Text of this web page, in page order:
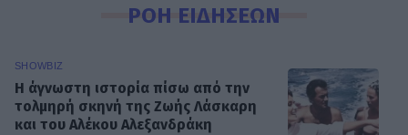
ΡΟΗ ΕΙΔΗΣΕΩΝ
SHOWBIZ
Η άγνωστη ιστορία πίσω από την
τολμηρή σκηνή της Ζωής Λάσκαρη
και του Αλέκου Αλεξανδράκη